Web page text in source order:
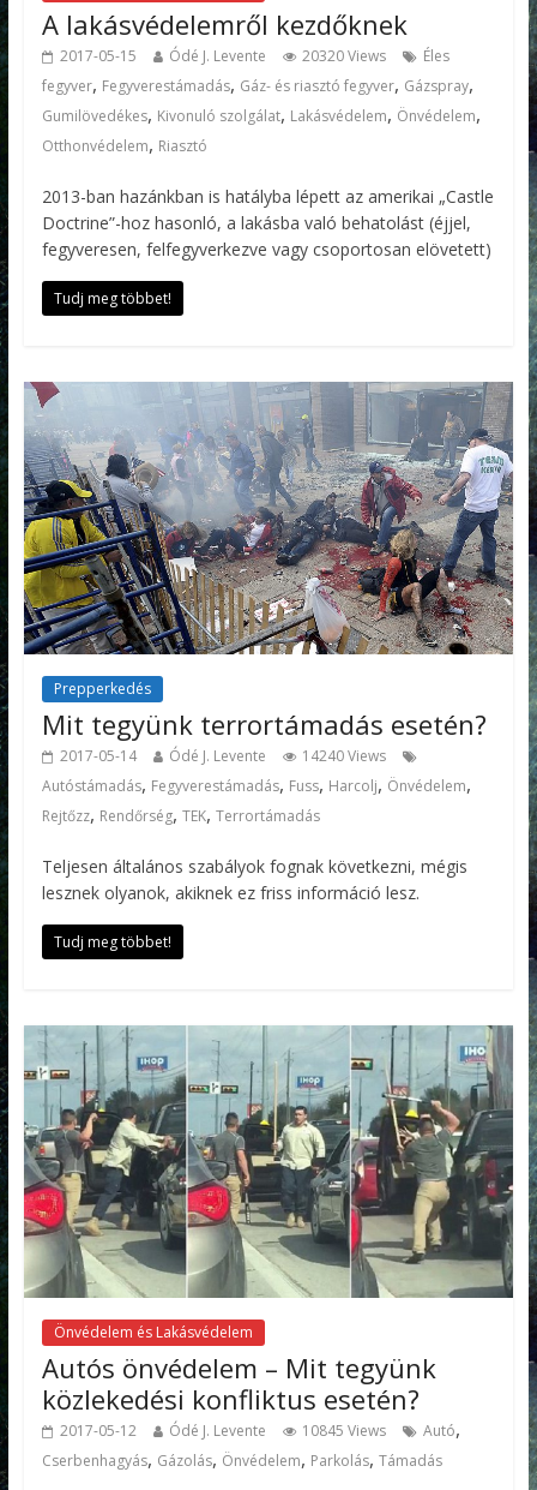
A lakásvédelemről kezdőknek
2017-05-15 Ódé J. Levente 20320 Views
Éles
fegyver, Fegyverestámadás, Gáz- és riasztó fegyver, Gázspray,
Gumilövedékes, Kivonuló szolgálat, Lakásvédelem, Önvédelem,
Otthonvédelem, Riasztó
2013-ban hazánkban is hatályba lépett az amerikai „Castle
Doctrine”-hoz hasonló, a lakásba való behatolást (éjjel,
fegyveresen, felfegyverkezve vagy csoportosan elövetett)
Tudj meg többet!
Prepperkedés
Mit tegyünk terrortámadás esetén?
2017-05-14 Ódé J. Levente
14240 Views
Autóstámadás, Fegyverestámadás, Fuss, Harcolj, Önvédelem,
Rejtőzz, Rendőrség, TEK, Terrortámadás
Teljesen általános szabályok fognak következni, mégis
lesznek olyanok, akiknek ez friss információ lesz.
Tudj meg többet!
Önvédelem és Lakásvédelem
Autós önvédelem – Mit tegyünk
közlekedési konfliktus esetén?
2017-05-12 Ódé J. Levente 10845 Views Autó,
Cserbenhagyás, Gázolás, Önvédelem, Parkolás, Támadás